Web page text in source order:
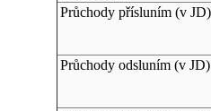
Průchody přísluním (v JD)
Průchody odsluním (v JD)